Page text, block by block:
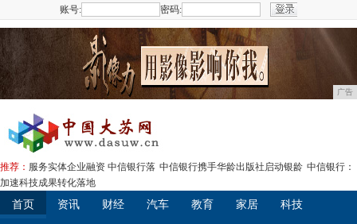
账号: 密码:
广告
推荐： 服务实体企业融资 中信银行落 中信银行携手华龄出版社启动银龄 中信银行：
加速科技成果转化落地
首页 资讯 财经 汽车 教育 家居 科技